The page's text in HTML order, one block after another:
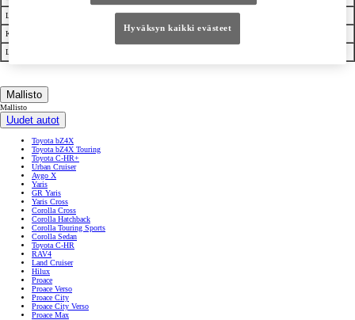
Lähivalot Etuakselisto
Kaukovalot Ohjauslaitteet
Lisävalot
Mallisto
Mallisto
Uudet autot
Toyota bZ4X
Toyota bZ4X Touring
Toyota C-HR+
Urban Cruiser
Aygo X
Yaris
GR Yaris
Yaris Cross
Corolla Cross
Corolla Hatchback
Corolla Touring Sports
Corolla Sedan
Toyota C-HR
RAV4
Land Cruiser
Hilux
Proace
Proace Verso
Proace City
Proace City Verso
Proace Max
Hyväksyn kaikki evästeet